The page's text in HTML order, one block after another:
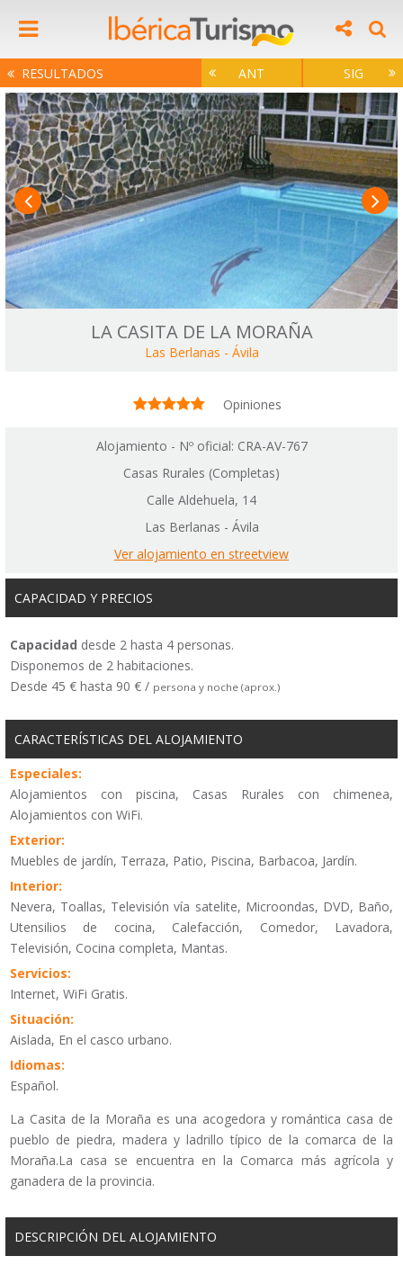
RESULTADOS ANT SIG
LA CASITA DE LA MORAÑA
Las Berlanas - Ávila
Opiniones
Alojamiento - Nº oficial: CRA-AV-767
Casas Rurales (Completas)
Calle Aldehuela, 14
Las Berlanas - Ávila
Ver alojamiento en streetview
CAPACIDAD Y PRECIOS
Capacidad desde 2 hasta 4 personas.
Disponemos de 2 habitaciones.
Desde 45 € hasta 90 € / persona y noche (aprox.)
CARACTERÍSTICAS DEL ALOJAMIENTO
Especiales:
Alojamientos con piscina, Casas Rurales con chimenea,
Alojamientos con WiFi.
Exterior:
Muebles de jardín, Terraza, Patio, Piscina, Barbacoa, Jardín.
Interior:
Nevera, Toallas, Televisión vía satelite, Microondas, DVD, Baño,
Utensilios de cocina, Calefacción, Comedor, Lavadora,
Televisión, Cocina completa, Mantas.
Servicios:
Internet, WiFi Gratis.
Situación:
Aislada, En el casco urbano.
Idiomas:
Español.
La Casita de la Moraña es una acogedora y romántica casa de
pueblo de piedra, madera y ladrillo típico de la comarca de la
Moraña.La casa se encuentra en la Comarca más agrícola y
ganadera de la provincia.
DESCRIPCIÓN DEL ALOJAMIENTO